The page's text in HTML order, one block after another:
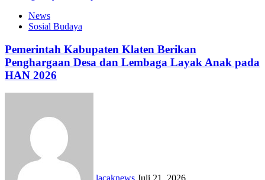
News
Sosial Budaya
Pemerintah Kabupaten Klaten Berikan
Penghargaan Desa dan Lembaga Layak Anak pada
HAN 2026